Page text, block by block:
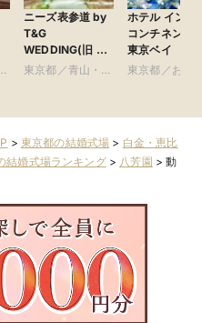
ニーズ表参道 by
T&G
WEDDING(旧 表
参道TERRACE)
東京都／青山・表
ホテル インタ
コンチネンタ
東京ベイ
東京都／お台
リア
> 東京都の結婚式場 > 白金・恵比
結婚式場ランキング> 八芳園 >動